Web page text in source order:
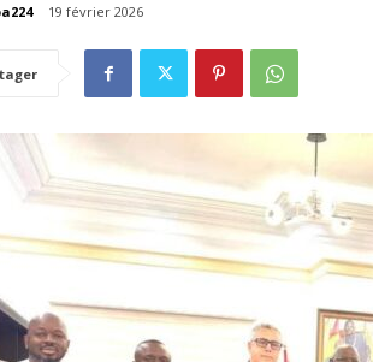
19 février 2026